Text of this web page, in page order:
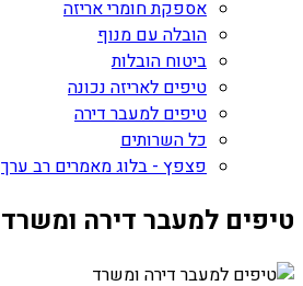
אספקת חומרי אריזה
הובלה עם מנוף
ביטוח הובלות
טיפים לאריזה נכונה
טיפים למעבר דירה
כל השרותים
פצפץ - בלוג מאמרים רב ערך
טיפים למעבר דירה ומשרד